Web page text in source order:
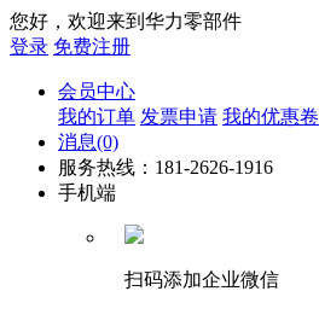
您好，欢迎来到华力零部件
登录 免费注册
会员中心
我的订单 发票申请 我的优惠卷
消息(0)
服务热线：181-2626-1916
手机端
扫码添加企业微信